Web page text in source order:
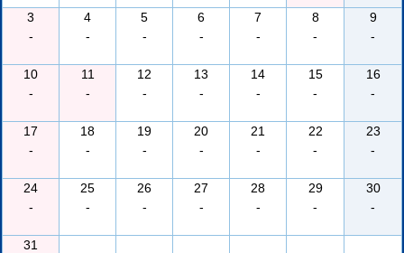
3
-
4
-
5
-
6
-
7
-
8
-
9
-
10
-
11
-
12
-
13
-
14
-
15
-
16
-
17
-
18
-
19
-
20
-
21
-
22
-
23
-
24
-
25
-
26
-
27
-
28
-
29
-
30
-
31